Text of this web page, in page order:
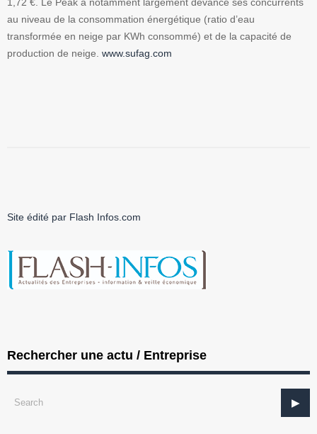
1,72 €. Le Peak a notamment largement devancé ses concurrents
au niveau de la consommation énergétique (ratio d’eau
transformée en neige par KWh consommé) et de la capacité de
production de neige. www.sufag.com
Site édité par Flash Infos.com
Rechercher une actu / Entreprise